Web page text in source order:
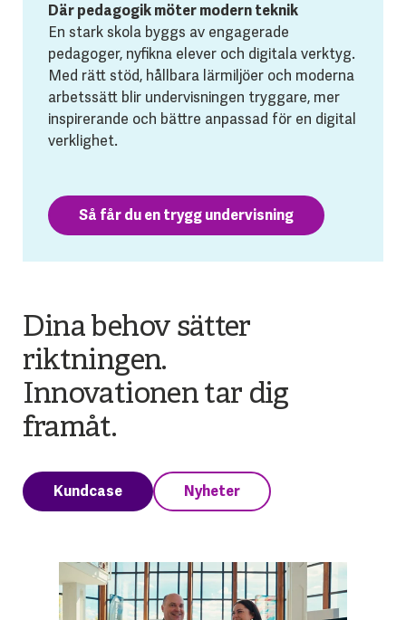
Där pedagogik möter modern teknik
En stark skola byggs av engagerade
pedagoger, nyfikna elever och digitala verktyg.
Med rätt stöd, hållbara lärmiljöer och moderna
arbetssätt blir undervisningen tryggare, mer
inspirerande och bättre anpassad för en digital
verklighet.
Så får du en trygg undervisning
Dina behov sätter
riktningen.
Innovationen tar dig
framåt.
Kundcase Nyheter